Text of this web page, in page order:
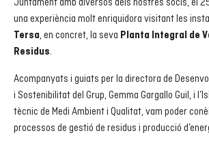
Juntament amb diversos dels nostres socis, el
una experiència molt enriquidora visitant les
Tersa, en concret, la seva Planta Integral de
Residus.
Acompanyats i guiats per la directora de
i Sostenibilitat del Grup, Gemma Gargallo Guil, i
tècnic de Medi Ambient i Qualitat, vam poder
processos de gestió de residus i producció